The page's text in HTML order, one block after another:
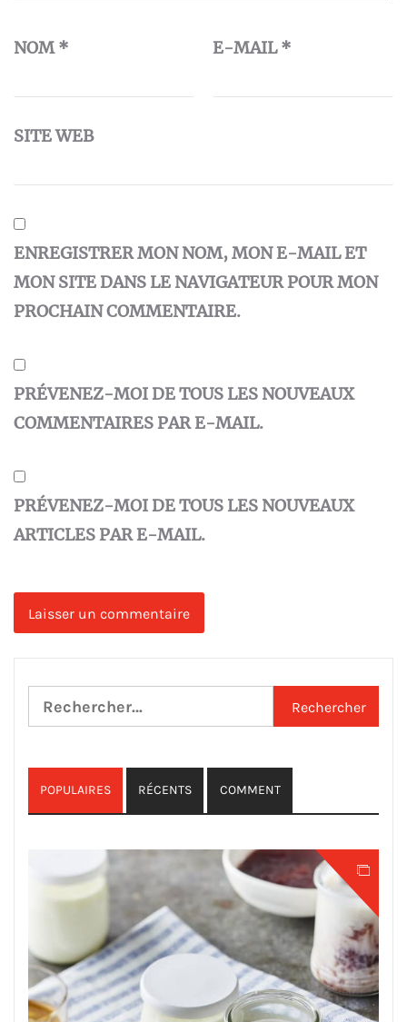
NOM* E-MAIL*
SITE WEB
ENREGISTRER MON NOM, MON E-MAIL ET
MON SITE DANS LE NAVIGATEUR POUR MON
PROCHAIN COMMENTAIRE.
PRÉVENEZ-MOI DE TOUS LES NOUVEAUX
COMMENTAIRES PAR E-MAIL.
PRÉVENEZ-MOI DE TOUS LES NOUVEAUX
ARTICLES PAR E-MAIL.
Rechercher :
POPULAIRES RÉCENTS COMMENT